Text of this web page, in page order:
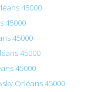
45000
45000
45000
45000
45000
Orléans 45000